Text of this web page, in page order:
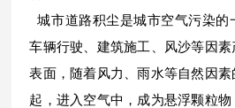
城市道路积尘是城市空气污染的
车辆行驶、建筑施工、风沙等因
表面，随着风力、雨水等自然因
起，进入空气中，成为悬浮颗粒